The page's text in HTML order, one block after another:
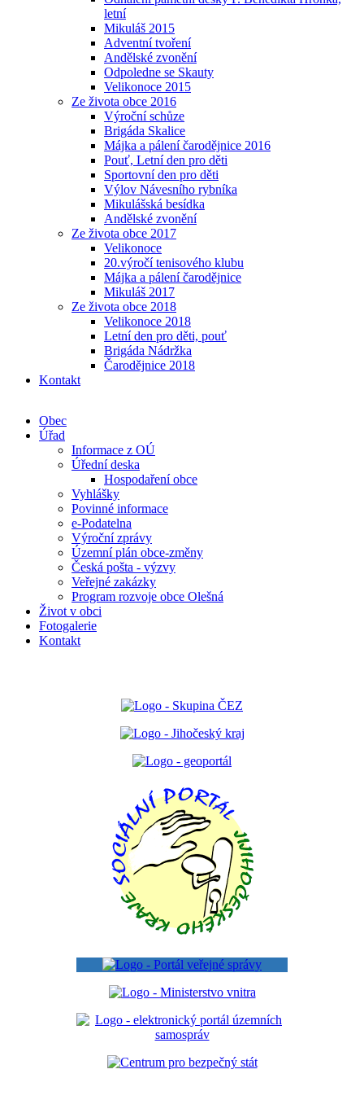
letní
Mikuláš 2015
Adventní tvoření
Andělské zvonění
Odpoledne se Skauty
Velikonoce 2015
Ze života obce 2016
Výroční schůze
Brigáda Skalice
Májka a pálení čarodějnice 2016
Pouť, Letní den pro děti
Sportovní den pro děti
Výlov Návesního rybníka
Mikulášská besídka
Andělské zvonění
Ze života obce 2017
Velikonoce
20.výročí tenisového klubu
Májka a pálení čarodějnice
Mikuláš 2017
Ze života obce 2018
Velikonoce 2018
Letní den pro děti, pouť
Brigáda Nádržka
Čarodějnice 2018
Kontakt
Obec
Úřad
Informace z OÚ
Úřední deska
Hospodaření obce
Vyhlášky
Povinné informace
e-Podatelna
Výroční zprávy
Územní plán obce-změny
Česká pošta - výzvy
Veřejné zakázky
Program rozvoje obce Olešná
Život v obci
Fotogalerie
Kontakt